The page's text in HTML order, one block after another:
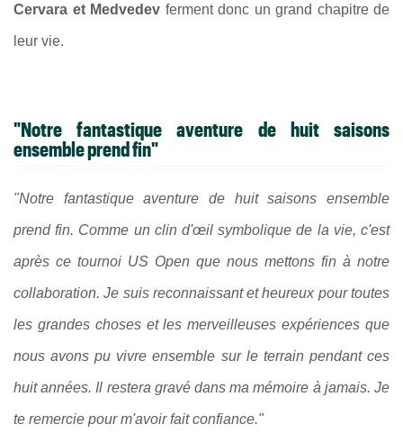
Cervara et Medvedev ferment donc un grand chapitre de
leur vie.
"Notre fantastique aventure de huit saisons
ensemble prend fin"
"Notre fantastique aventure de huit saisons ensemble
prend fin. Comme un clin d'œil symbolique de la vie, c'est
après ce tournoi US Open que nous mettons fin à notre
collaboration. Je suis reconnaissant et heureux pour toutes
les grandes choses et les merveilleuses expériences que
nous avons pu vivre ensemble sur le terrain pendant ces
huit années. Il restera gravé dans ma mémoire à jamais. Je
te remercie pour m'avoir fait confiance."